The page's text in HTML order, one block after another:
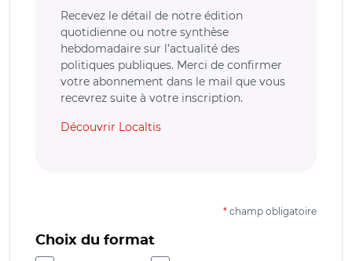
Recevez le détail de notre édition
quotidienne ou notre synthèse
hebdomadaire sur l’actualité des
politiques publiques. Merci de confirmer
votre abonnement dans le mail que vous
recevrez suite à votre inscription.
Découvrir Localtis
* champ obligatoire
Choix du format